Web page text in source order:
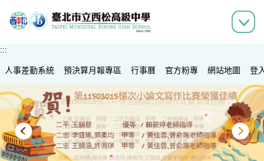
到
容
區
:::
人事差勤系統 預決算月報專區 行事曆 官方粉專 網站地圖 登